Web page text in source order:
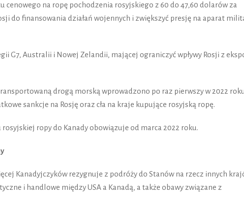
cenowego na ropę pochodzenia rosyjskiego z 60 do 47,60 dolarów za
do finansowania działań wojennych i zwiększyć presję na aparat
G7, Australii i Nowej Zelandii, mającej ograniczyć wpływy Rosji z
drogą morską wprowadzono po raz pierwszy w 2022
sankcje na Rosję oraz cła na kraje kupujące rosyjską ropę.
ropy do Kanady obowiązuje od marca 2022 roku.
Kanadyjczyków rezygnuje z podróży do Stanów na rzecz innych
i handlowe między USA a Kanadą, a także obawy związane z